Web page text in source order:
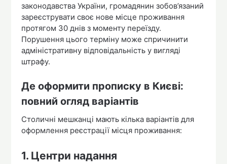
законодавства України, громадянин зобов’язаний
зареєструвати своє нове місце проживання
протягом 30 днів з моменту переїзду.
Порушення цього терміну може спричинити
адміністративну відповідальність у вигляді
штрафу.
Де оформити прописку в Києві:
повний огляд варіантів
Столичні мешканці мають кілька варіантів для
оформлення реєстрації місця проживання:
1. Центри надання